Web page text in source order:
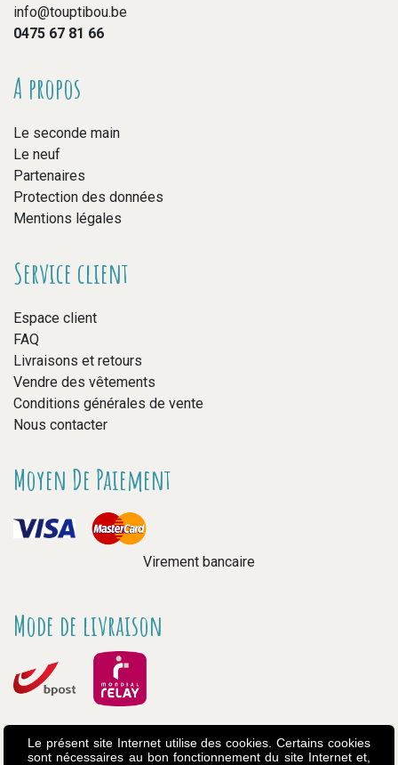
info@touptibou.be
0475 67 81 66
A propos
Le seconde main
Le neuf
Partenaires
Protection des données
Mentions légales
Service client
Espace client
FAQ
Livraisons et retours
Vendre des vêtements
Conditions générales de vente
Nous contacter
Moyen De Paiement
Virement bancaire
Mode de livraison
Le présent site Internet utilise des cookies. Certains cookies
sont nécessaires au bon fonctionnement du site Internet et,